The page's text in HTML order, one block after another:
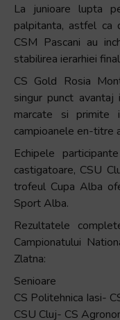
La junioare lupta
palpitanta, astfel ca
CSM Pascani au
stabilirea ierarhiei
CS Gold Rosia
singur punct
marcate si primite
campioanele en-titre
Echipele
castigatoare, CSU
trofeul Cupa Alba
Sport Alba.
Rezultatele
Campionatului
Zlatna:
Senioare
CS Politehnica Iasi-
CSU Cluj- CS